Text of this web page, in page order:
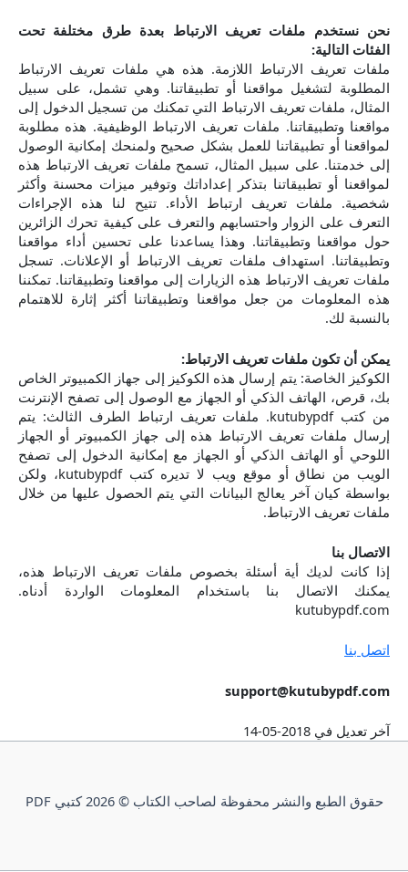
نحن نستخدم ملفات تعريف الارتباط بعدة طرق مختلفة تحت
الفئات التالية:
ملفات تعريف الارتباط اللازمة. هذه هي ملفات تعريف الارتباط
المطلوبة لتشغيل مواقعنا أو تطبيقاتنا. وهي تشمل، على سبيل
المثال، ملفات تعريف الارتباط التي تمكنك من تسجيل الدخول إلى
مواقعنا وتطبيقاتنا. ملفات تعريف الارتباط الوظيفية. هذه مطلوبة
لمواقعنا أو تطبيقاتنا للعمل بشكل صحيح ولمنحك إمكانية الوصول
إلى خدمتنا. على سبيل المثال، تسمح ملفات تعريف الارتباط هذه
لمواقعنا أو تطبيقاتنا بتذكر إعداداتك وتوفير ميزات محسنة وأكثر
شخصية. ملفات تعريف ارتباط الأداء. تتيح لنا هذه الإجراءات
التعرف على الزوار واحتسابهم والتعرف على كيفية تحرك الزائرين
حول مواقعنا وتطبيقاتنا. وهذا يساعدنا على تحسين أداء مواقعنا
وتطبيقاتنا. استهداف ملفات تعريف الارتباط أو الإعلانات. تسجل
ملفات تعريف الارتباط هذه الزيارات إلى مواقعنا وتطبيقاتنا. تمكننا
هذه المعلومات من جعل مواقعنا وتطبيقاتنا أكثر إثارة للاهتمام
بالنسبة لك.
يمكن أن تكون ملفات تعريف الارتباط:
الكوكيز الخاصة: يتم إرسال هذه الكوكيز إلى جهاز الكمبيوتر الخاص
بك، قرص، الهاتف الذكي أو الجهاز مع الوصول إلى تصفح الإنترنت
من كتب kutubypdf. ملفات تعريف ارتباط الطرف الثالث: يتم
إرسال ملفات تعريف الارتباط هذه إلى جهاز الكمبيوتر أو الجهاز
اللوحي أو الهاتف الذكي أو الجهاز مع إمكانية الدخول إلى تصفح
الويب من نطاق أو موقع ويب لا تديره كتب kutubypdf، ولكن
بواسطة كيان آخر يعالج البيانات التي يتم الحصول عليها من خلال
ملفات تعريف الارتباط.
الاتصال بنا
إذا كانت لديك أية أسئلة بخصوص ملفات تعريف الارتباط هذه،
يمكنك الاتصال بنا باستخدام المعلومات الواردة أدناه.
kutubypdf.com
اتصل بنا
support@kutubypdf.com
آخر تعديل في 2018-05-14
حقوق الطبع والنشر محفوظة لصاحب الكتاب © 2026 كتبي PDF